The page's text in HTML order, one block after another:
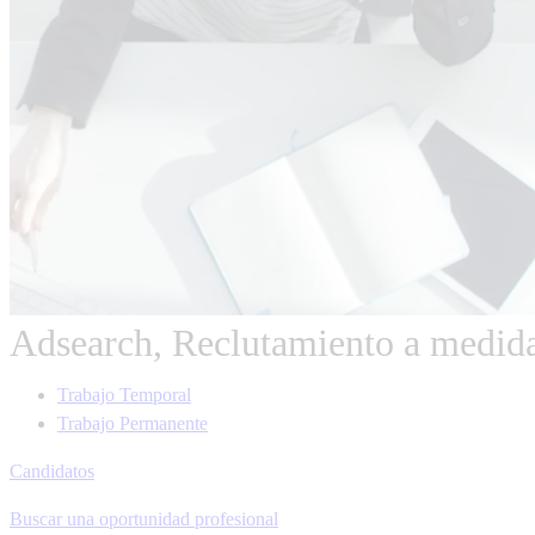
Adsearch, Reclutamiento a
Trabajo Temporal
Trabajo Permanente
Candidatos
Buscar una oportunidad profesional